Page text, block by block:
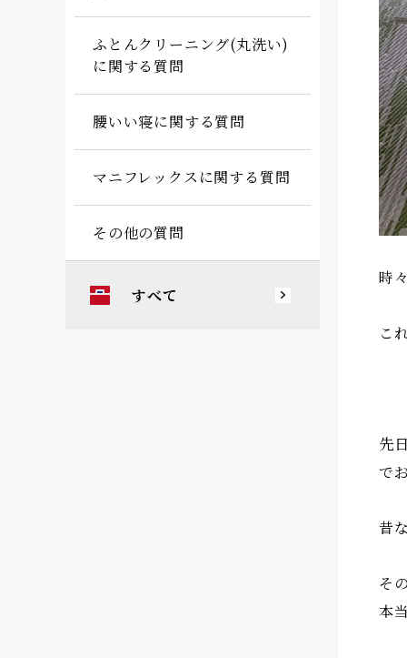
時
こ
先
で
昔
そ
本
ふとんクリーニング(丸洗い)
に関する質問
腰いい寝に関する質問
マニフレックスに関する質問
その他の質問
すべて